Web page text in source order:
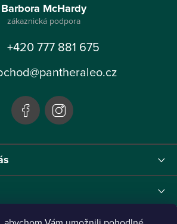
Barbora McHardy
+420 777 881 675
@pantheraleo.cz